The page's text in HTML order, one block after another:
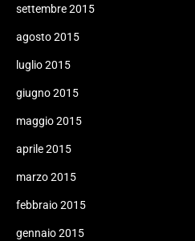
settembre 2015
agosto 2015
luglio 2015
giugno 2015
maggio 2015
aprile 2015
marzo 2015
febbraio 2015
gennaio 2015